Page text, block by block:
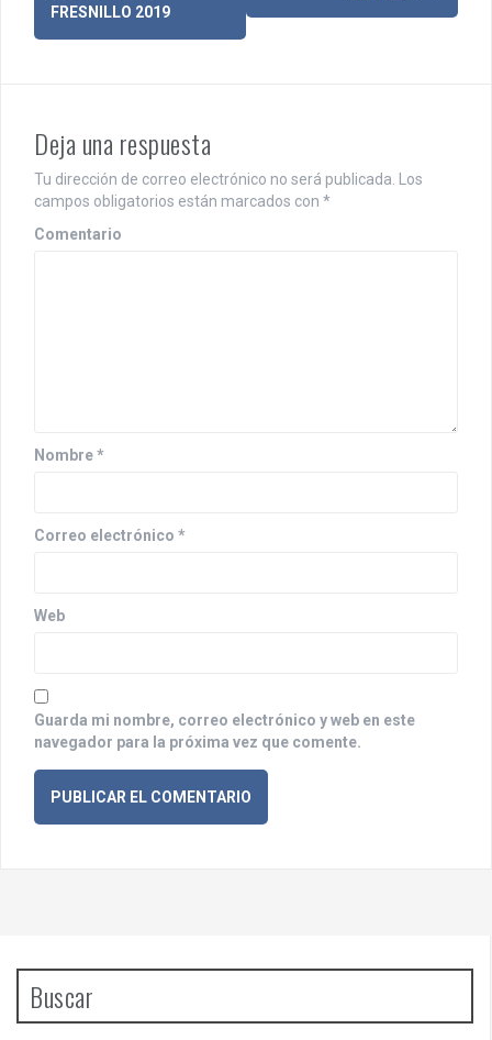
v
a
c
i
n
r
d
s
FRESNILLO 2019
Deja una respuesta
Tu dirección de correo electrónico no será publicada.
Los
campos obligatorios están marcados con *
Comentario
Nombre*
Correo electrónico *
Web
Guarda mi nombre, correo electrónico y web en este
navegador para la próxima vez que comente.
Buscar